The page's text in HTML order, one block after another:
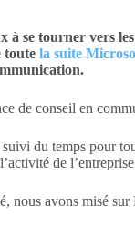
à se tourner vers
toute la suite
de conseil en
du temps pour
de
nous avons misé